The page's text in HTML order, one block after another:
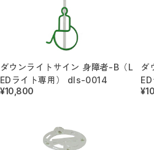
小さなミニサイン
ダウンライトキャップ
置き型サイン
オリジナル（社名・ロゴ）サイン（送料無料）
ダウンライトサイン
ダウンライトサインフリー
蛍光灯サインフリー
アクリルサイン（送料無料）
ステッカーサイン
ダウンライトサイン 身障者-B（L
EDライト専用） dls-0014
¥10,800
ダ